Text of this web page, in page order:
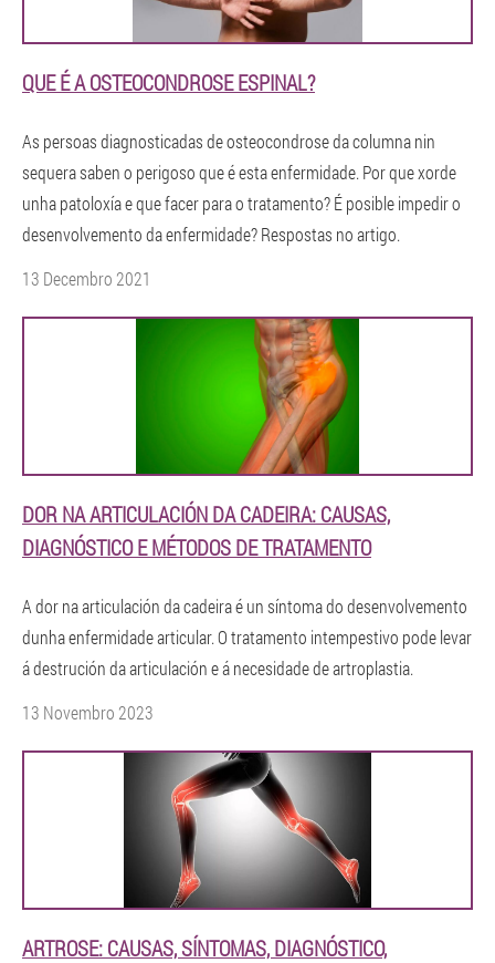
QUE É A OSTEOCONDROSE ESPINAL?
As persoas diagnosticadas de osteocondrose da columna nin
sequera saben o perigoso que é esta enfermidade. Por que xorde
unha patoloxía e que facer para o tratamento? É posible impedir o
desenvolvemento da enfermidade? Respostas no artigo.
13 Decembro 2021
DOR NA ARTICULACIÓN DA CADEIRA: CAUSAS,
DIAGNÓSTICO E MÉTODOS DE TRATAMENTO
A dor na articulación da cadeira é un síntoma do desenvolvemento
dunha enfermidade articular. O tratamento intempestivo pode levar
á destrución da articulación e á necesidade de artroplastia.
13 Novembro 2023
ARTROSE: CAUSAS, SÍNTOMAS, DIAGNÓSTICO,